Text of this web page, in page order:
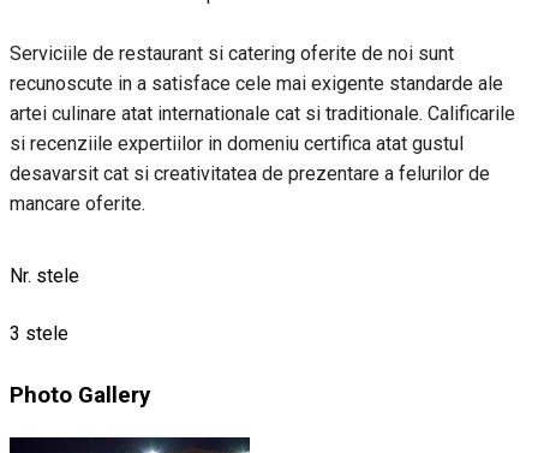
Serviciile de restaurant si catering oferite de noi sunt
recunoscute in a satisface cele mai exigente standarde ale
artei culinare atat internationale cat si traditionale. Calificarile
si recenziile expertiilor in domeniu certifica atat gustul
desavarsit cat si creativitatea de prezentare a felurilor de
mancare oferite.
Nr. stele
3 stele
Photo Gallery